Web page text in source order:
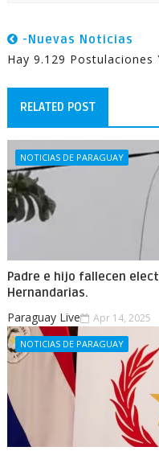
-Nuevas Noticias
Hay 9.129 Postulaciones
RELATED POST
NOTICIAS DE PARAGUAY
Padre e hijo fallecen
Hernandarias.
Paraguay Live Apr 14, 2025
NOTICIAS DE PARAGUAY